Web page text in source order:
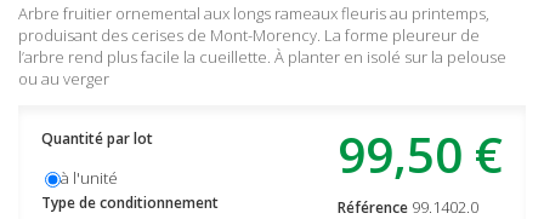
Arbre fruitier ornemental aux longs rameaux fleuris au printemps,
produisant des cerises de Mont-Morency. La forme pleureur de
l’arbre rend plus facile la cueillette. À planter en isolé sur la pelouse
ou au verger
99,50 €
Référence 99.1402.0
Quantité par lot
à l'unité
Type de conditionnement